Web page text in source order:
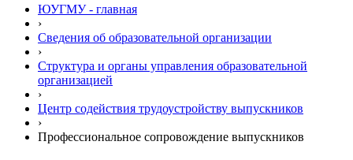
ЮУГМУ - главная
›
Сведения об образовательной организации
›
Структура и органы управления образовательной
организацией
›
Центр содействия трудоустройству выпускников
›
Профессиональное сопровождение выпускников